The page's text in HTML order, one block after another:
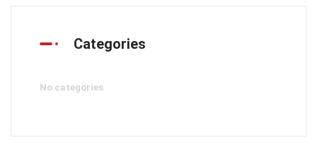
Categories
No categories